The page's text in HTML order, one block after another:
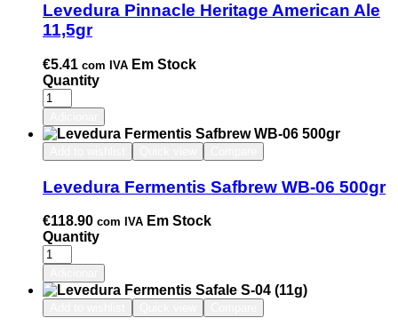
Levedura Pinnacle Heritage American Ale
11,5gr
€5.41 com IVA Em Stock
Quantity
Levedura Fermentis Safbrew WB-06 500gr
€118.90 com IVA Em Stock
Quantity